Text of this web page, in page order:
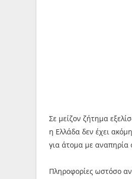
Σε μείζον ζήτημα
η Ελλάδα δεν έχει
για άτομα με
Πληροφορίες ωστόσο